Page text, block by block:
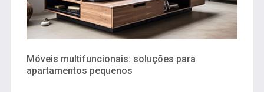
Móveis multifuncionais: soluções para
apartamentos pequenos